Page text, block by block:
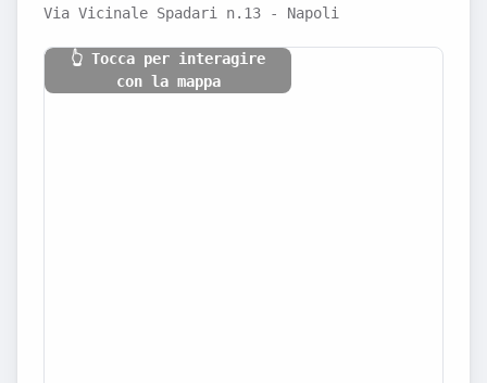
Via Vicinale Spadari n.13 - Napoli
👆 Tocca per interagire
con la mappa